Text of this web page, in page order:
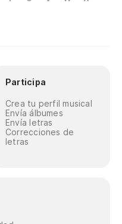
Participa
Crea tu perfil musical
Envía álbumes
Envía letras
Correcciones de
letras